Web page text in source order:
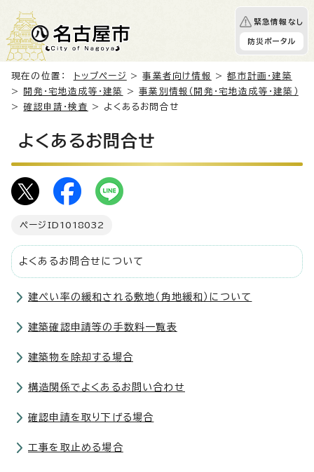
緊急情報なし
防災ポータル
現在の位置： トップページ >事業者向け情報 >都市計画・建築
>
開発・宅地造成等・建築 >事業別情報（開発・宅地造成等・建築）
>確認申請・検査 > よくあるお問合せ
よくあるお問合せ
ページID 1018032
よくあるお問合せについて
建ぺい率の緩和される敷地（角地緩和）について
建築確認申請等の手数料一覧表
建築物を除却する場合
構造関係でよくあるお問い合わせ
確認申請を取り下げる場合
工事を取止める場合